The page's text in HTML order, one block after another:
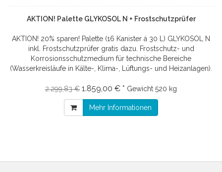
AKTION! Palette GLYKOSOL N + Frostschutzprüfer
AKTION! 20% sparen! Palette (16 Kanister á 30 L) GLYKOSOL N
inkl. Frostschutzprüfer gratis dazu. Frostschutz- und
Korrosionsschutzmedium für technische Bereiche
(Wasserkreisläufe in Kälte-, Klima-, Lüftungs- und Heizanlagen).
2.299,83 € 1.859,00 € * Gewicht 520 kg
Mehr Informationen